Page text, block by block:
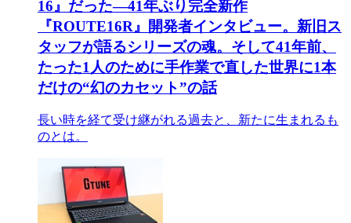
16』だった―41年ぶり完全新作
『ROUTE16R』開発者インタビュー。新旧ス
タッフが語るシリーズの魂。そして41年前、
たった1人のために手作業で直した世界に1本
だけの“幻のカセット”の話
長い時を経て受け継がれる過去と、新たに生まれるも
のとは。